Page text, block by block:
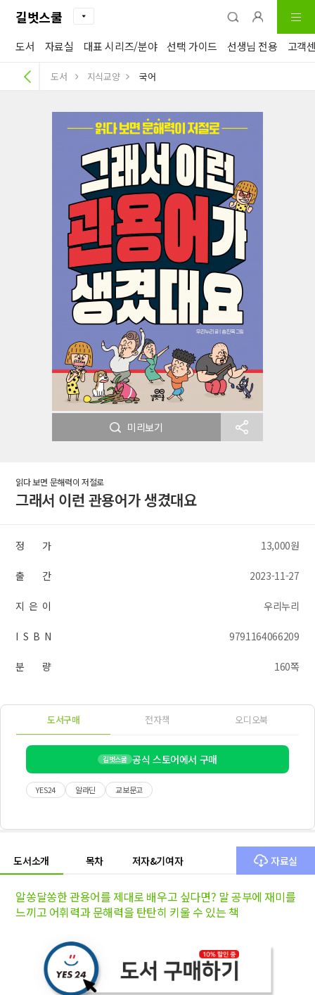
길벗스쿨
도서 자료실 대표 시리즈/분야 선택 가이드 선생님 전용 고객
도서 지식교양 국어
미리보기
읽다 보면 문해력이 저절로
그래서 이런 관용어가 생겼대요
정 가 13,000원
출 간 2023-11-27
지 은 이 우리누리
I S B N 9791164066209
분 량 160쪽
도서구매 전자책 오디오북
길벗스쿨 공식 스토어에서 구매
YES24 알라딘 교보문고
도서소개 목차 저자&기여자 자료실
알쏭달쏭한 관용어를 제대로 배우고 싶다면? 말 공부에 재미를
느끼고 어휘력과 문해력을 탄탄히 키울 수 있는 책